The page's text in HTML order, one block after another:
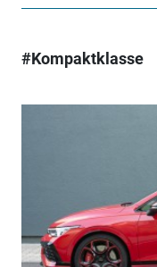
#Kompaktklasse